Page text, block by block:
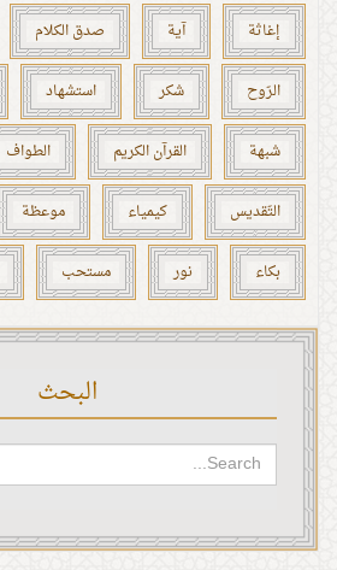
إغاثة آية صدق الكلام
الرّوح شكر استشهاد
شبهة القرآن الكريم الطواف
التّقديس كيمياء موعظة
بكاء نور مستحب
البحث